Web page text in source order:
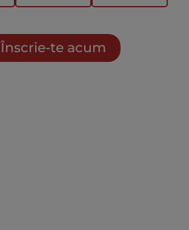
Înscrie-te acum